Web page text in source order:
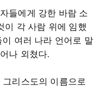
들에게 강한 바람 소
이 각 사람 위에 임했
여러 나라 언어로 말
나 외쳤다.
리스도의 이름으로